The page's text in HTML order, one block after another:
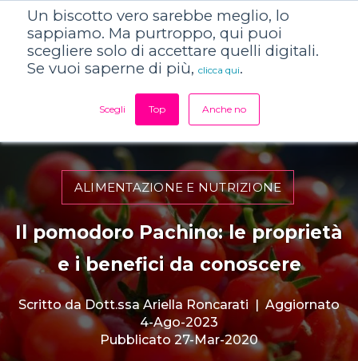
Un biscotto vero sarebbe meglio, lo
sappiamo. Ma purtroppo, qui puoi
scegliere solo di accettare quelli digitali.
Se vuoi saperne di più, clicca qui.
Scegli Top Anche no
ALIMENTAZIONE E NUTRIZIONE
Il pomodoro Pachino: le proprietà
e i benefici da conoscere
Scritto da Dott.ssa Ariella Roncarati | Aggiornato
4-Ago-2023
Pubblicato 27-Mar-2020